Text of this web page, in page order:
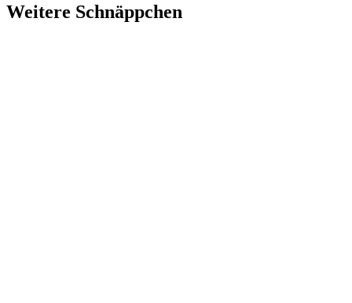
Weitere Schnäppchen